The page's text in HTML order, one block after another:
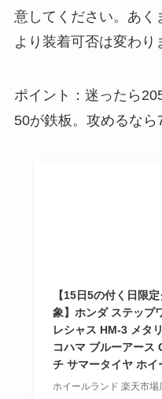
意してください。あく
より装着可否は変わり
ポイント：迷ったら
50が鉄板。攻めるなら
【15日5の付く日限
象】ホンダ ステップ
レシャス HM-3 メタ
コハマ ブルーアース
チ サマータイヤ ホ
ホイールランド 楽天市場